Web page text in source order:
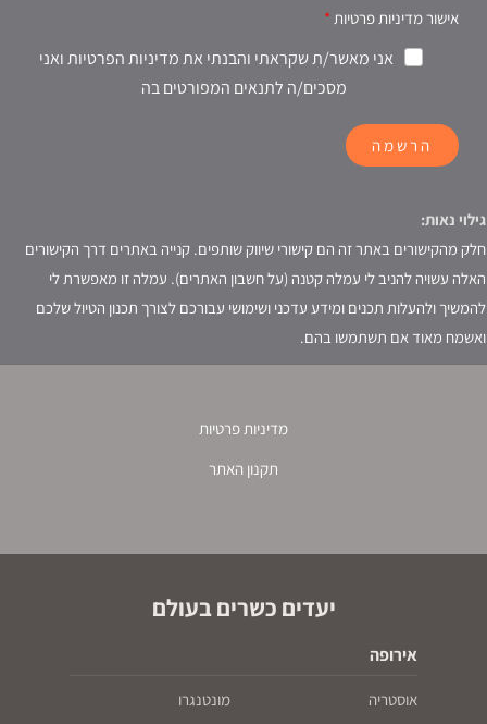
אישור מדיניות פרטיות
אני מאשר/ת שקראתי והבנתי את מדיניות הפרטיות ואני
מסכים/ה לתנאים המפורטים בה
הרשמה
גילוי נאות:
חלק מהקישורים באתר זה הם קישורי שיווק שותפים. קנייה באתרים דרך הקישורים
האלה עשויה להניב לי עמלה קטנה (על חשבון האתרים). עמלה זו מאפשרת לי
להמשיך ולהעלות תכנים ומידע עדכני ושימושי עבורכם לצורך תכנון הטיול שלכם
ואשמח מאוד אם תשתמשו בהם.
מדיניות פרטיות
תקנון האתר
יעדים כשרים בעולם
אירופה
אוסטריה
מונטנגרו